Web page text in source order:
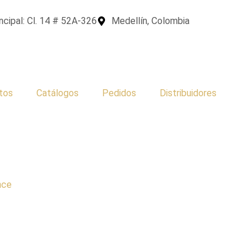
Cl. 14 # 52A-326 Medellín, Colombia
Catálogos Pedidos Distribuidores